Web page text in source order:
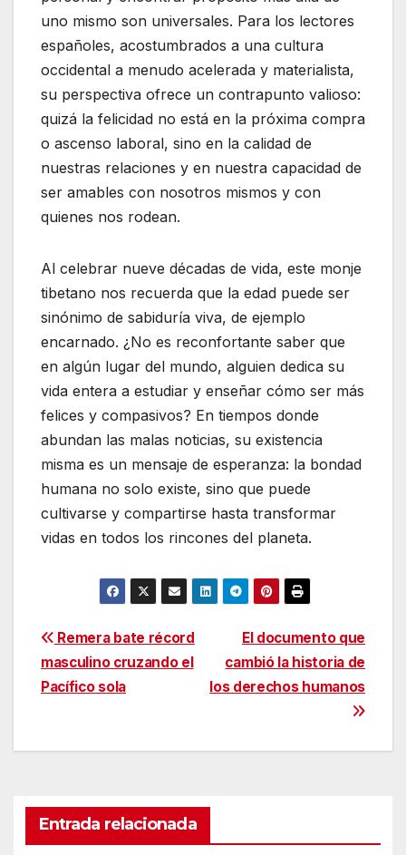
uno mismo son universales. Para los lectores
españoles, acostumbrados a una cultura
occidental a menudo acelerada y materialista,
su perspectiva ofrece un contrapunto valioso:
quizá la felicidad no está en la próxima compra
o ascenso laboral, sino en la calidad de
nuestras relaciones y en nuestra capacidad de
ser amables con nosotros mismos y con
quienes nos rodean.
Al celebrar nueve décadas de vida, este monje
tibetano nos recuerda que la edad puede ser
sinónimo de sabiduría viva, de ejemplo
encarnado. ¿No es reconfortante saber que
en algún lugar del mundo, alguien dedica su
vida entera a estudiar y enseñar cómo ser más
felices y compasivos? En tiempos donde
abundan las malas noticias, su existencia
misma es un mensaje de esperanza: la bondad
humana no solo existe, sino que puede
cultivarse y compartirse hasta transformar
vidas en todos los rincones del planeta.
Navegación
de
El documento que
cambió la historia de
los derechos humanos
Remera bate récord
masculino cruzando el
Pacífico sola
Entrada relacionada